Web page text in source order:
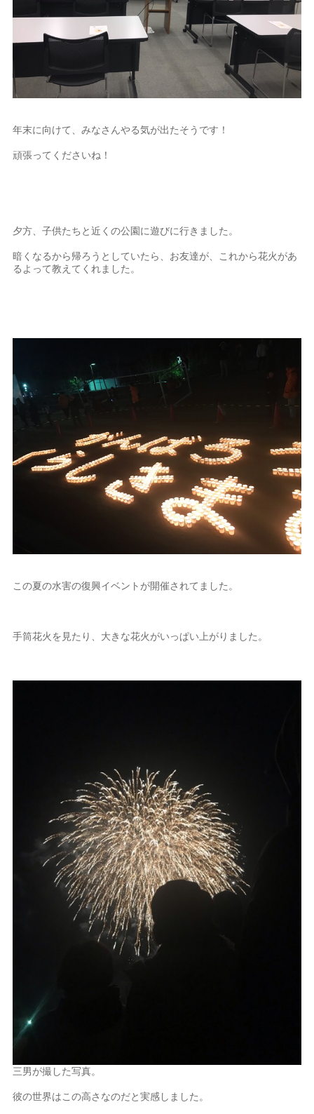
年末に向けて、みなさんやる気が出たそうです！
頑張ってくださいね！
夕方、子供たちと近くの公園に遊びに行きました。
暗くなるから帰ろうとしていたら、お友達が、これから花火があ
るよって教えてくれました。
この夏の水害の復興イベントが開催されてました。
手筒花火を見たり、大きな花火がいっぱい上がりました。
三男が撮した写真。
彼の世界はこの高さなのだと実感しました。